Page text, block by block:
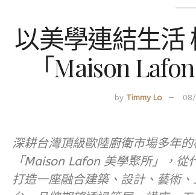
以美學連結生活
「Maison
by Timmy Lo
深耕台灣頂級歐陸廚衛市場多年
「Maison Lafon 美學聚所」，從
打造一座融合建築、設計、藝術